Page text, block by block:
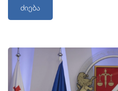
ძიება